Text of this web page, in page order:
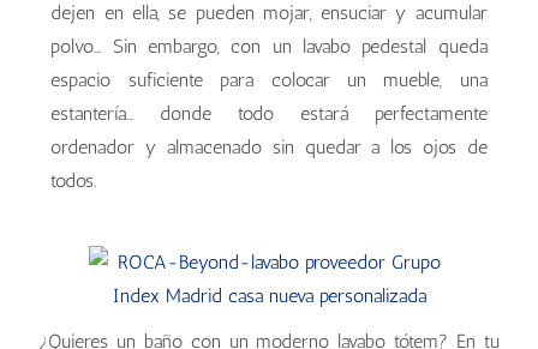
dejen en ella, se pueden mojar, ensuciar y acumular
polvo… Sin embargo, con un lavabo pedestal queda
espacio suficiente para colocar un mueble, una
estantería… donde todo estará perfectamente
ordenador y almacenado sin quedar a los ojos de
todos.
¿Quieres un baño con un moderno lavabo tótem? En tu